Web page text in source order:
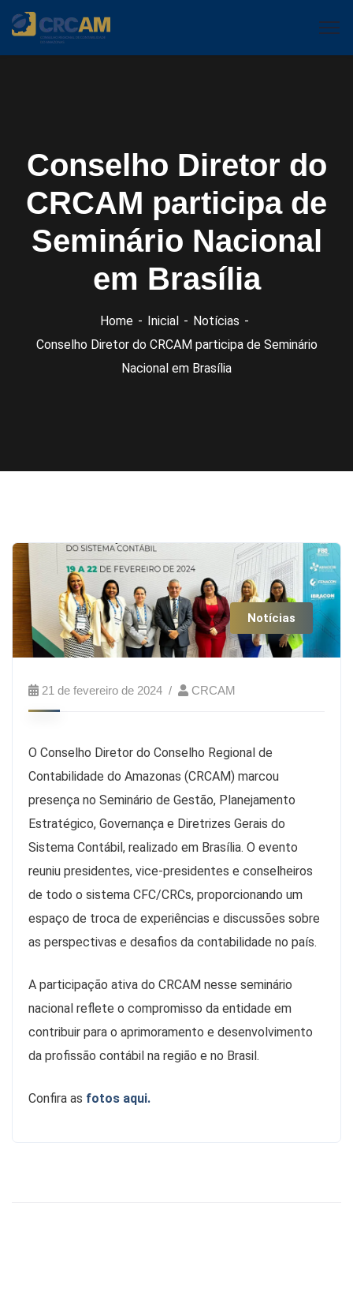
Conselho Diretor do
CRCAM participa de
Seminário Nacional
em Brasília
Home Inicial
Notícias
Conselho Diretor do CRCAM participa de Seminário
Nacional em Brasília
Notícias
21 de fevereiro de 2024 CRCAM
O Conselho Diretor do Conselho Regional de
Contabilidade do Amazonas (CRCAM) marcou
presença no Seminário de Gestão, Planejamento
Estratégico, Governança e Diretrizes Gerais do
Sistema Contábil, realizado em Brasília. O evento
reuniu presidentes, vice-presidentes e conselheiros
de todo o sistema CFC/CRCs, proporcionando um
espaço de troca de experiências e discussões sobre
as perspectivas e desafios da contabilidade no país.
A participação ativa do CRCAM nesse seminário
nacional reflete o compromisso da entidade em
contribuir para o aprimoramento e desenvolvimento
da profissão contábil na região e no Brasil.
Confira as fotos aqui.